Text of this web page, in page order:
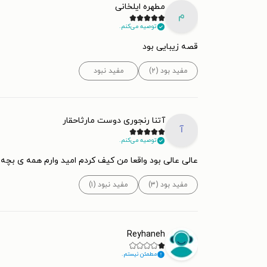
م
مطهره ایلخانی
توصیه می‌کنم.
قصه زیبایی بود
مفید بود (۲) مفید نبود
آ
آتنا رنجوری دوست مارثاحقار
توصیه می‌کنم.
عالی عالی بود واقعا من کیف کردم امید وارم همه ی
مفید بود (۳) مفید نبود (۱)
Reyhaneh
مطمئن نیستم.